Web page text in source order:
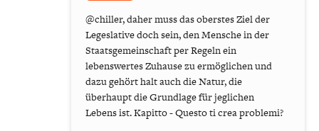
@chiller, daher muss das oberstes Ziel der
Legeslative doch sein, den Mensche in der
Staatsgemeinschaft per Regeln ein
lebenswertes Zuhause zu ermöglichen und
dazu gehört halt auch die Natur, die
überhaupt die Grundlage für jeglichen
Lebens ist. Kapitto - Questo ti crea problemi?